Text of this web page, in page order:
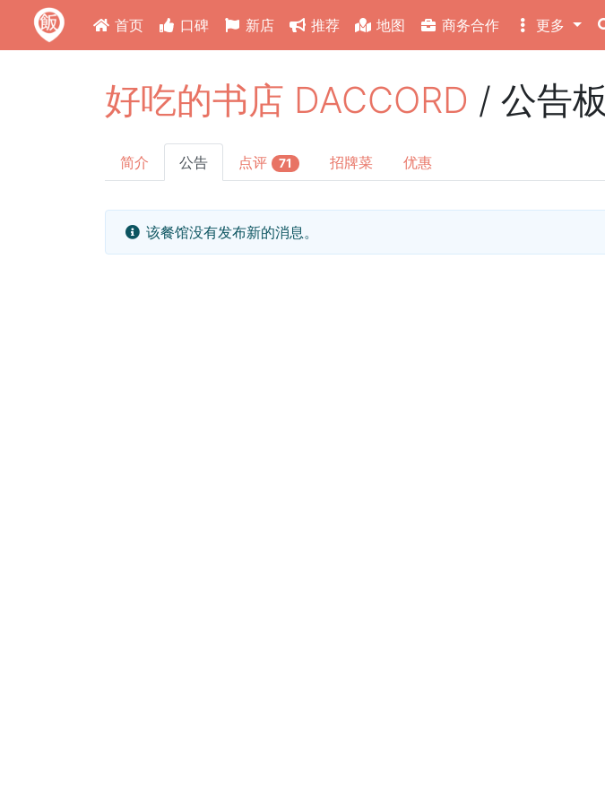
首页 口碑 新店 推荐 地图 商务合作 更多
好吃的书店 DACCORD / 公告板
简介 公告 点评 71 招牌菜 优惠
该餐馆没有发布新的消息。